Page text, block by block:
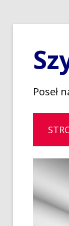
Poseł